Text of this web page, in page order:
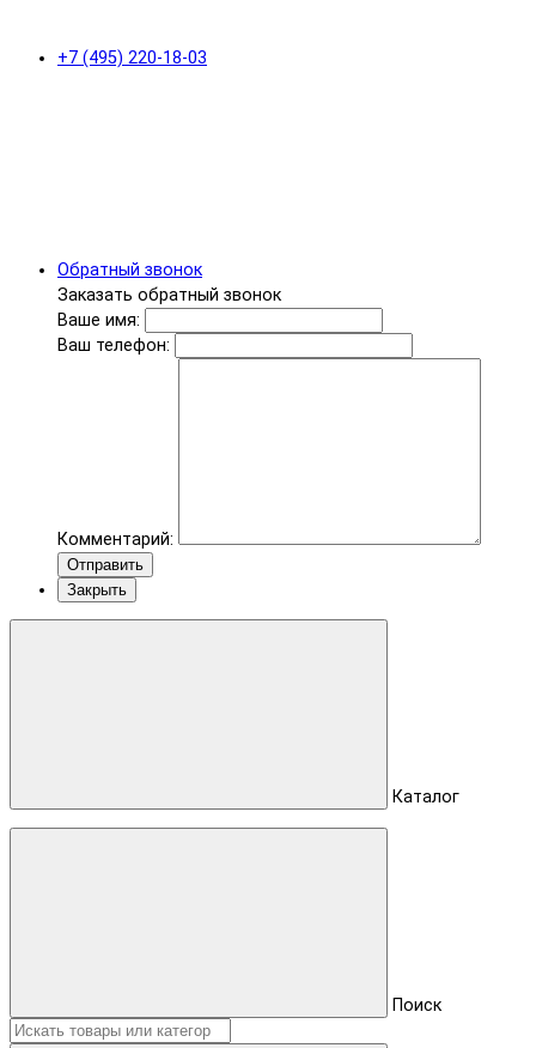
+7 (495) 220-18-03
Обратный звонок
Заказать обратный звонок
Ваше имя:
Ваш телефон:
Комментарий:
Отправить
Закрыть
Каталог
Поиск